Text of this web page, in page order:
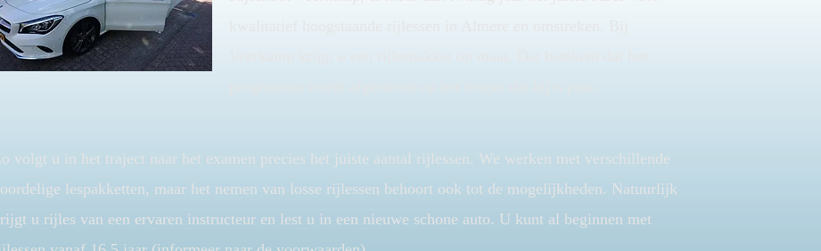
volgt u in het traject naar het examen precies het juiste aantal rijlessen. We werken met verschillende
lespakketten, maar het nemen van losse rijlessen behoort ook tot de mogelijkheden. Natuurlijk
u rijles van een ervaren instructeur en lest u in een nieuwe schone auto. U kunt al beginnen met